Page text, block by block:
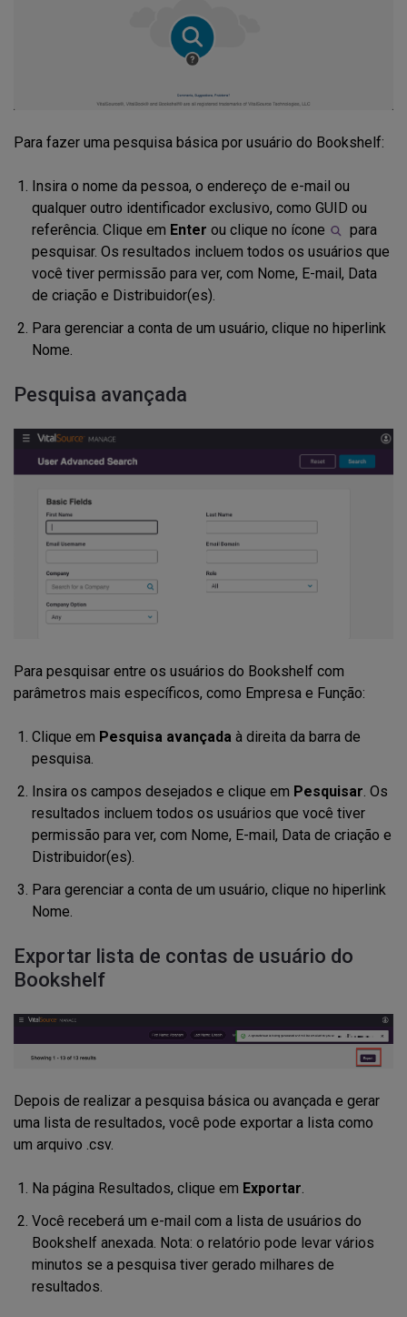
Para fazer uma pesquisa básica por usuário do Bookshelf:
Insira o nome da pessoa, o endereço de e-mail ou
qualquer outro identificador exclusivo, como GUID ou
referência. Clique em Enter ou clique no ícone
para
pesquisar. Os resultados incluem todos os usuários que
você tiver permissão para ver, com Nome, E-mail, Data
de criação e Distribuidor(es).
Para gerenciar a conta de um usuário, clique no hiperlink
Nome.
Pesquisa avançada
Para pesquisar entre os usuários do Bookshelf com
parâmetros mais específicos, como Empresa e Função:
Clique em Pesquisa avançada à direita da barra de
pesquisa.
Insira os campos desejados e clique em Pesquisar . Os
resultados incluem todos os usuários que você tiver
permissão para ver, com Nome, E-mail, Data de criação e
Distribuidor(es).
Para gerenciar a conta de um usuário, clique no hiperlink
Nome.
Exportar lista de contas de usuário do
Bookshelf
Depois de realizar a pesquisa básica ou avançada e gerar
uma lista de resultados, você pode exportar a lista como
um arquivo .csv.
Na página Resultados, clique em Exportar
Você receberá um e-mail com a lista de usuários do
Bookshelf anexada. Nota: o relatório pode levar vários
minutos se a pesquisa tiver gerado milhares de
resultados.